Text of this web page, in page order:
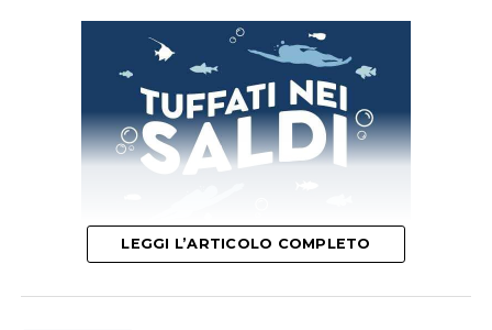
LEGGI L’ARTICOLO COMPLETO